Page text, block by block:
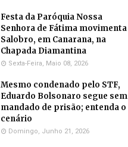
Festa da Paróquia Nossa
Senhora de Fátima movimenta
Salobro, em Canarana, na
Chapada Diamantina
Sexta-Feira, Maio 08, 2026
Mesmo condenado pelo STF,
Eduardo Bolsonaro segue sem
mandado de prisão; entenda o
cenário
Domingo, Junho 21, 2026